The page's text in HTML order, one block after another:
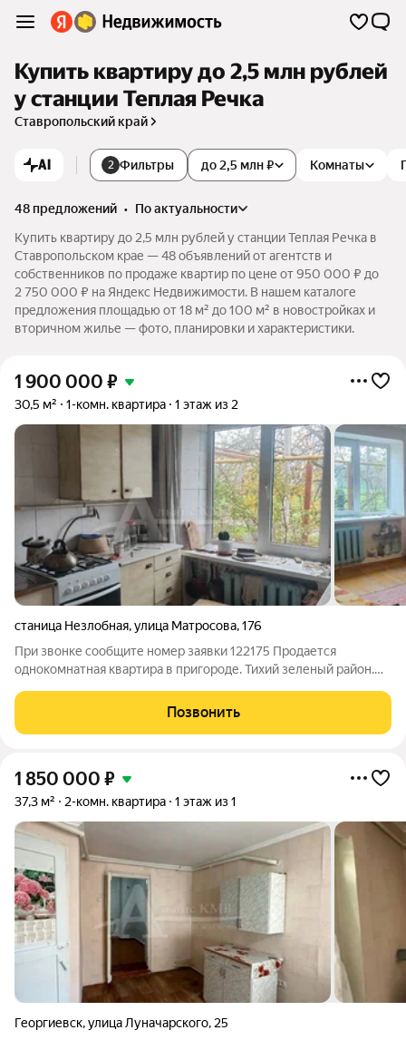
Купить квартиру до 2,5 млн рублей
у станции Теплая Речка
Ставропольский край
AI 2 Фильтры Комнаты
до 2,5 млн ₽
48 предложений •
по актуальности
Купить квартиру до 2,5 млн рублей у станции Теплая Речка в
Ставропольском крае — 48 объявлений от агентств и
собственников по продаже квартир по цене от 950 000 ₽ до
2 750 000 ₽ на Яндекс Недвижимости. В нашем каталоге
предложения площадью от 18 м² до 100 м² в новостройках и
вторичном жилье — фото, планировки и характеристики.
1 900 000 ₽
30,5 м² 1-комн. квартира 1 этаж из 2
станица Незлобная,улица Матросова,176
При звонке сообщите номер заявки 122175 Продается
однокомнатная квартира в пригороде. Тихий зеленый район.
ней ни кто не живет. Требуется ремонт.
Позвонить
1 850 000 ₽
37,3 м² 2-комн. квартира 1 этаж из 1
Георгиевск,улица Луначарского, 25